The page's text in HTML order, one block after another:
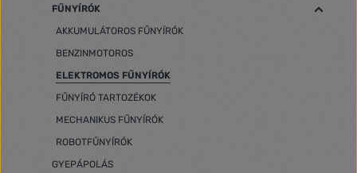
FŰNYÍRÓK
AKKUMULÁTOROS FŰNYÍRÓK
BENZINMOTOROS
ELEKTROMOS FŰNYÍRÓK
FŰNYÍRÓ TARTOZÉKOK
MECHANIKUS FŰNYÍRÓK
ROBOTFŰNYÍRÓK
GYEPÁPOLÁS